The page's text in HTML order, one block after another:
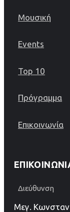
Μουσική
Events
Top 10
Πρόγραμμα
Επικοινωνία
Διεύθυνση
Μεγ.